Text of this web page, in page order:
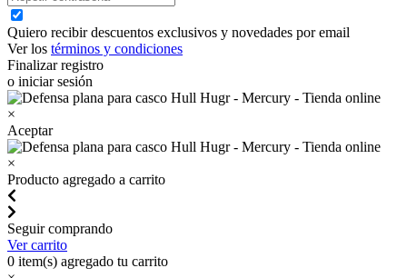
Quiero recibir descuentos exclusivos y novedades por email
Ver los términos y condiciones
Finalizar registro
o iniciar sesión
×
Aceptar
×
Producto agregado a carrito
Seguir comprando
Ver carrito
0 item(s) agregado tu carrito